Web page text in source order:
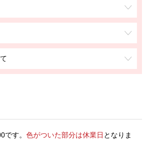
です。 色がついた部分は休業日 となりま